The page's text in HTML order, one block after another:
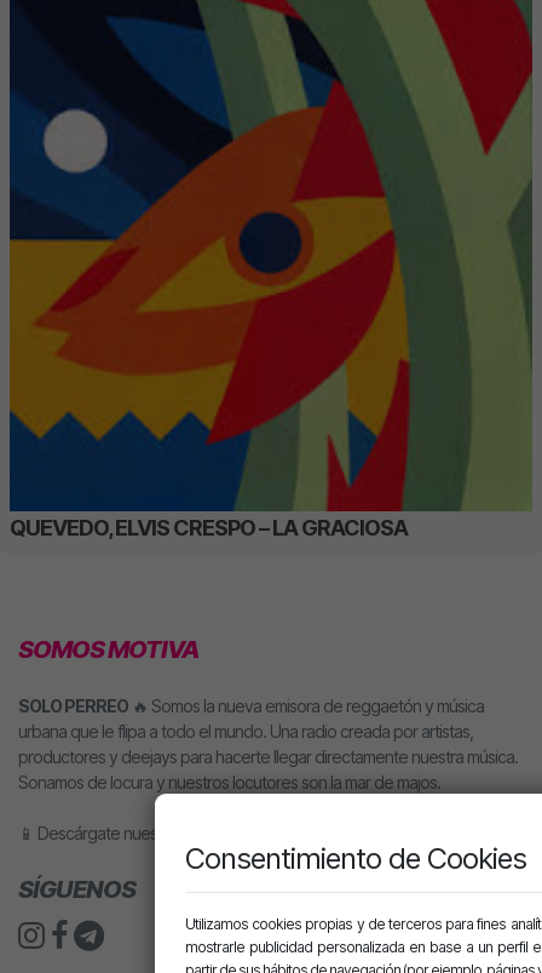
QUEVEDO, ELVIS CRESPO – LA GRACIOSA
SOMOS MOTIVA
SOLO PERREO 🔥 Somos la nueva emisora de reggaetón y música
urbana que le flipa a todo el mundo. Una radio creada por artistas,
productores y deejays para hacerte llegar directamente nuestra música.
Sonamos de locura y nuestros locutores son la mar de majos.
📱 Descárgate nuestra app o pídele motiva a tu altavoz inteligente.
SÍGUENOS
Consentimiento de Cookies
Utilizamos cookies propias y de terceros para fines
mostrarle publicidad personalizada en base a un perfil